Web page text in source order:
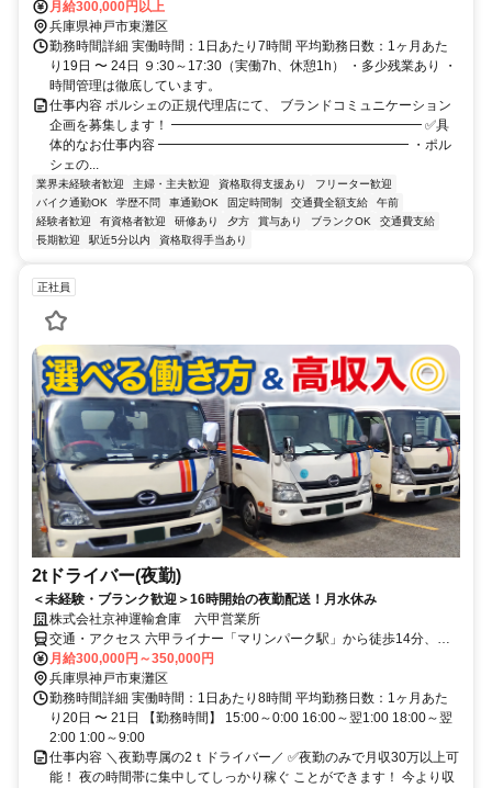
ランド線「アイランドセンター駅」スグ ！
月給300,000円以上
兵庫県神戸市東灘区
勤務時間詳細 実働時間：1日あたり7時間 平均勤務日数：1ヶ月あた
り19日 〜 24日 ９:30～17:30（実働7h、休憩1h） ・多少残業あり ・
時間管理は徹底しています。
仕事内容 ポルシェの正規代理店にて、 ブランドコミュニケーション
企画を募集します！ ━━━━━━━━━━━━━━━━━━━ ✅具
体的なお仕事内容 ━━━━━━━━━━━━━━━━━━━ ・ポル
シェの...
業界未経験者歓迎 主婦・主夫歓迎 資格取得支援あり
フリーター歓迎
バイク通勤OK
学歴不問 車通勤OK 固定時間制 交通費全額支給
午前
経験者歓迎
有資格者歓迎 研修あり 夕方 賞与あり ブランクOK
交通費支給
長期歓迎
駅近5分以内 資格取得手当あり
正社員
2tドライバー(夜勤)
＜未経験・ブランク歓迎＞16時開始の夜勤配送！月水休み
株式会社京神運輸倉庫 六甲営業所
交通・アクセス 六甲ライナー「マリンパーク駅」から徒歩14分、住
吉駅から車で15分
月給300,000円～350,000円
兵庫県神戸市東灘区
勤務時間詳細 実働時間：1日あたり8時間 平均勤務日数：1ヶ月あた
り20日 〜 21日 【勤務時間】 15:00～0:00 16:00～翌1:00 18:00～翌
2:00 1:00～9:00
仕事内容 ＼夜勤専属の2ｔドライバー／ ✅夜勤のみで月収30万以上可
能！ 夜の時間帯に集中してしっかり稼ぐ ことができます！ 今より収